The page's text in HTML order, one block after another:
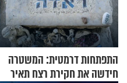
התפתחות דרמטית: המשטרה
חידשה את חקירת רצח תאיר